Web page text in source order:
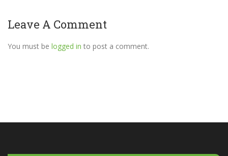
Leave A Comment
You must be logged in to post a comment.